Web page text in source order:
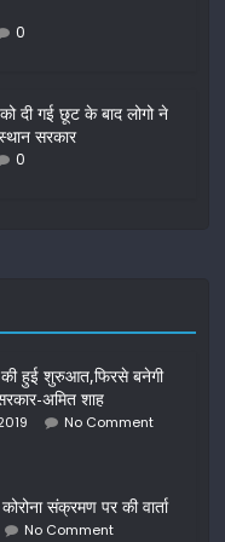
0
दी गई छूट के बाद लोगो ने
सरकार
0
की हुई शुरुआत,फिरसे बनेगी
अमित शाह
No Comment
संक्रमण पर की वार्ता
No Comment